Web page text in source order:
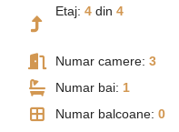
Etaj: 4din 4
Numar camere: 3
Numar bai: 1
Numar balcoane: 0